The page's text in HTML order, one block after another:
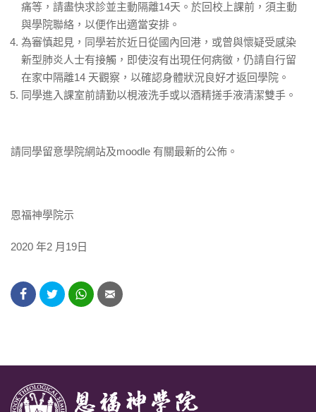
痛等，請盡快求診並主動隔離14天。於回校上課前，須主動
與學院聯絡，以便作出適當安排。
為審慎起見，同學若於近日從國內回港，或曾與懷疑受感染
新型肺炎人士有接觸，即使沒有出現任何病徵，仍請自行留
在家中隔離14 天觀察，以確認身體狀況良好才返回學院。
同學進入課室前請勤以梘液洗手或以酒精搓手液清潔雙手。
請同學留意學院網站及moodle 有關最新的公佈。
恩福神學院示
2020 年2 月19日